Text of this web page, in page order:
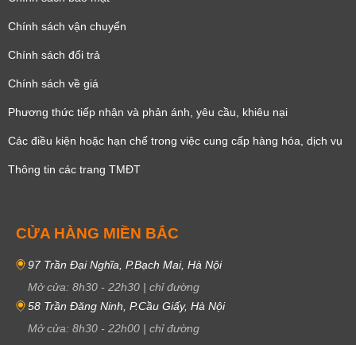
Chính sách vận chuyển
Chính sách đổi trả
Chính sách về giá
Phương thức tiếp nhận và phản ánh, yêu cầu, khiêu nại
Các điều kiện hoặc hạn chế trong việc cung cấp hàng hóa, dịch vụ
Thông tin các trang TMĐT
CỬA HÀNG MIỀN BẮC
97 Trần Đại Nghĩa, P.Bạch Mai, Hà Nội
Mở cửa: 8h30 - 22h30 | chỉ đường
58 Trần Đăng Ninh, P.Cầu Giấy, Hà Nội
Mở cửa: 8h30 - 22h00 | chỉ đường